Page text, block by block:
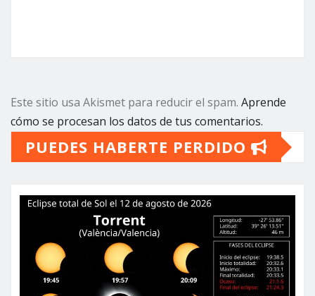
Este sitio usa Akismet para reducir el spam. Aprende
cómo se procesan los datos de tus comentarios.
PUEDES HABERTE PERDIDO